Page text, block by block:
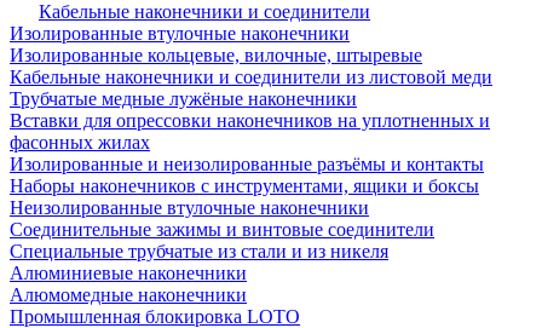
Кабельные наконечники и соединители
Изолированные втулочные наконечники
Изолированные кольцевые, вилочные, штыревые
Кабельные наконечники и соединители из листовой меди
Трубчатые медные лужёные наконечники
Вставки для опрессовки наконечников на уплотненных и
фасонных жилах
Изолированные и неизолированные разъёмы и контакты
Наборы наконечников с инструментами, ящики и боксы
Неизолированные втулочные наконечники
Соединительные зажимы и винтовые соединители
Специальные трубчатые из стали и из никеля
Алюминиевые наконечники
Алюмомедные наконечники
Промышленная блокировка LOTO